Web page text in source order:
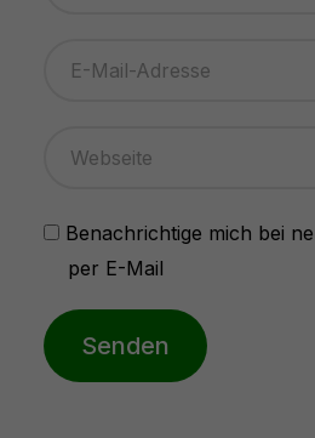
Benachrichtige mich bei
per E-Mail
Senden